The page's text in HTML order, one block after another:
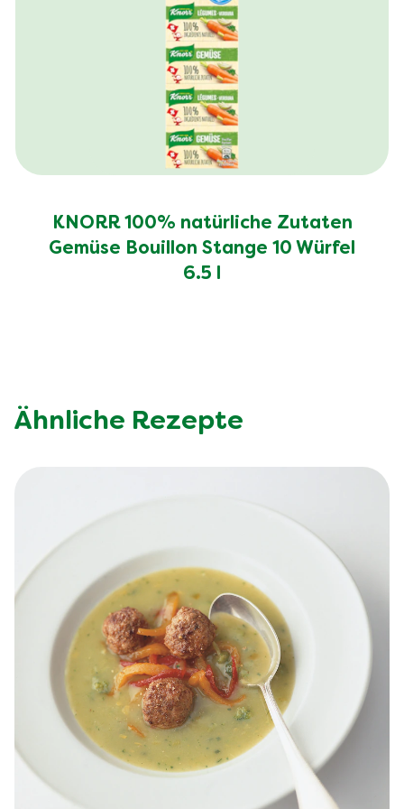
KNORR 100% natürliche Zutaten
Gemüse Bouillon Stange 10 Würfel
6.5 l
Ähnliche Rezepte